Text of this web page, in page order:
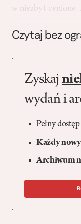
w niezbyt
Czytaj bez
Zyskaj
wydań i
Pełny
Każdy
Archiwum